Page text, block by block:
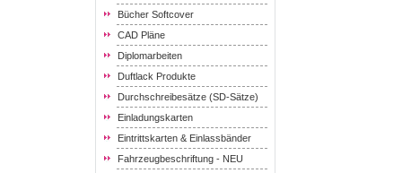
Bücher Softcover
CAD Pläne
Diplomarbeiten
Duftlack Produkte
Durchschreibesätze (SD-Sätze)
Einladungskarten
Eintrittskarten & Einlassbänder
Fahrzeugbeschriftung - NEU